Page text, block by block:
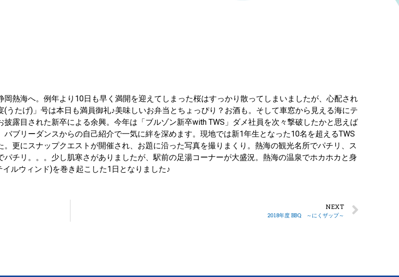
岡熱海へ。例年より10日も早く満開を迎えてしまった桜はすっかり散ってしまいましたが、心配され
うたげ)」号は本日も満員御礼♪美味しいお弁当とちょっぴり？お酒も。そして車窓から見える海にテ
披露目された新卒による余興。今年は「ブルゾン新卒with TWS」ダメ社員を次々撃破したかと思えば
ブリーダンスからの自己紹介で一気に絆を深めます。現地では新1年生となった10名を超えるTWS
。更にスナップクエストが開催され、お題に沿った写真を撮りまくり。熱海の観光名所でパチリ、ス
パチリ。。。少し肌寒さがありましたが、駅前の足湯コーナーが大盛況。熱海の温泉でホカホカと身
ルウィンド)を巻き起こした1日となりました♪
NEXT
2018年度 BBQ ～にくザップ～